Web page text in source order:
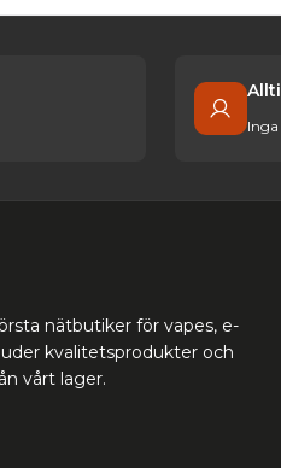
nätbutiker för vapes, e-
kvalitetsprodukter och
vårt lager.